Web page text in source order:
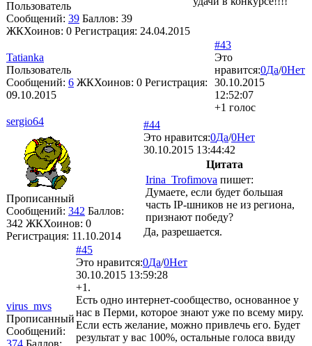
Пользователь
Сообщений: 39 Баллов: 39
ЖКХоинов: 0 Регистрация: 24.04.2015
Tatianka
Пользователь
Сообщений: 6 ЖКХоинов: 0 Регистрация:
09.10.2015
#43
Это
нравится:0Да/0Нет
30.10.2015
12:52:07
+1 голос
sergio64
Прописанный
Сообщений: 342 Баллов:
342 ЖКХоинов: 0
Регистрация: 11.10.2014
#44
Это нравится:0Да/0Нет
30.10.2015 13:44:42
Цитата
Irina_Trofimova пишет:
Думаете, если будет большая
часть IP-шников не из региона,
признают победу?
Да, разрешается.
virus_mvs
Прописанный
Сообщений:
374 Баллов:
#45
Это нравится:0Да/0Нет
30.10.2015 13:59:28
+1.
Есть одно интернет-сообщество, основанное у
нас в Перми, которое знают уже по всему миру.
Если есть желание, можно привлечь его. Будет
результат у вас 100%, остальные голоса ввиду